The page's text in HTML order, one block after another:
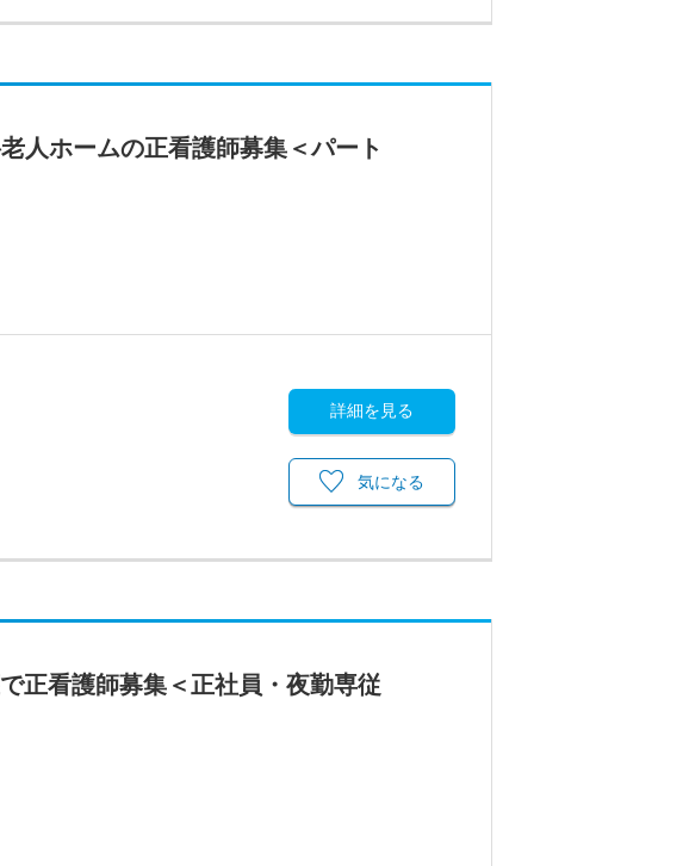
人ホームの正看護師募集＜パート
詳細を見る
気になる
正看護師募集＜正社員・夜勤専従